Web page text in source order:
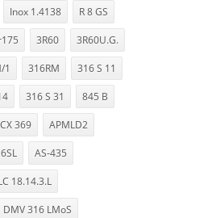
Inox 1.4138 R 8 GS
3R60 3R60U.G.
1 316RM 316 S 11
316 S 31 845 B
369 APMLD2
AS-435
18.14.3.L
DMV 316 LMoS